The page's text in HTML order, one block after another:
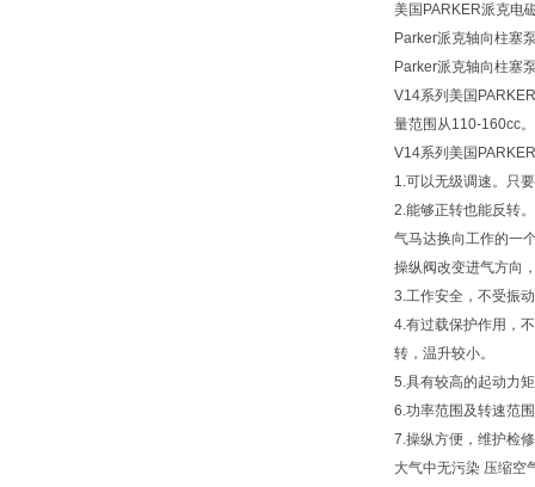
美国PARKER派克电
Parker派克轴向柱塞
Parker派克轴向柱塞
V14系列美国
量范围从110-160cc。
V14系列美国
1.可以无级调速。只
2.能够正转也能反转
气马达换向工作的一
操纵阀改变进气方向
3.工作安全，不受振
4.有过载保护作用，
转，温升较小。
5.具有较高的起动力
6.功率范围及转速范
7.操纵方便，维护检
大气中无污染 压缩空